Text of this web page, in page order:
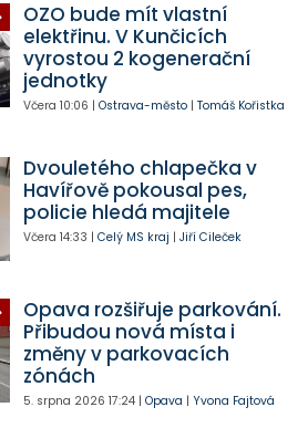
OZO bude mít vlastní
elektřinu. V Kunčicích
vyrostou 2 kogenerační
jednotky
Včera 10:06 | Ostrava-město| Tomáš Kořistka
Dvouletého chlapečka v
Havířově pokousal pes,
policie hledá majitele
Včera 14:33 | Celý MS kraj | Jiří Cileček
Opava rozšiřuje parkování.
Přibudou nová místa i
změny v parkovacích
zónách
5. srpna 2026 17:24| Opava | Yvona Fajtová